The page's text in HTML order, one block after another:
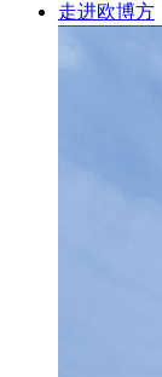
走进欧博方